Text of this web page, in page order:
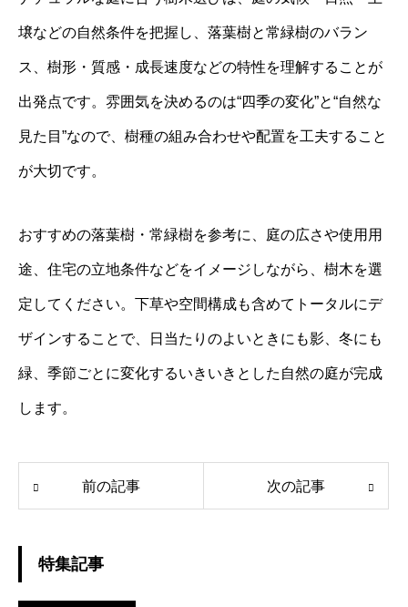
壌などの自然条件を把握し、落葉樹と常緑樹のバラン
ス、樹形・質感・成長速度などの特性を理解することが
出発点です。雰囲気を決めるのは“四季の変化”と“自然な
見た目”なので、樹種の組み合わせや配置を工夫すること
が大切です。
おすすめの落葉樹・常緑樹を参考に、庭の広さや使用用
途、住宅の立地条件などをイメージしながら、樹木を選
定してください。下草や空間構成も含めてトータルにデ
ザインすることで、日当たりのよいときにも影、冬にも
緑、季節ごとに変化するいきいきとした自然の庭が完成
します。
前の記事 次の記事
特集記事